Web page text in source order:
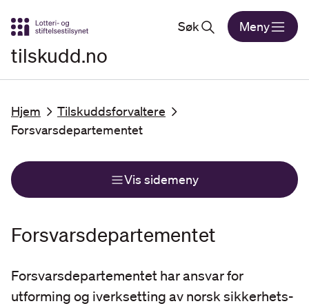
Gå til hovedinnhold
Søk Meny
tilskudd.no
Hjem
Tilskuddsforvaltere
Forsvarsdepartementet
Vis sidemeny
Forsvarsdepartementet
Forsvarsdepartementet har ansvar for
utforming og iverksetting av norsk sikkerhets-